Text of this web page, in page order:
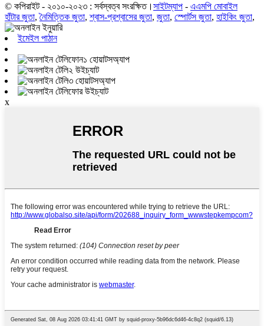
© কপিরাইট - ২০১০-২০২৩ : সর্বস্বত্ব সংরক্ষিত। সাইটম্যাপ - এএমপি মোবাইল
হাঁটার জুতা,নৈমিত্তিক জুতা,শ্বাস-প্রশ্বাসের জুতা, জুতা, স্পোর্টস জুতা, হাইকিং জুতা,
ইমেইল পাঠান
হোয়াটসঅ্যাপ
উইচ্যাট
হোয়াটসঅ্যাপ
উইচ্যাট
x